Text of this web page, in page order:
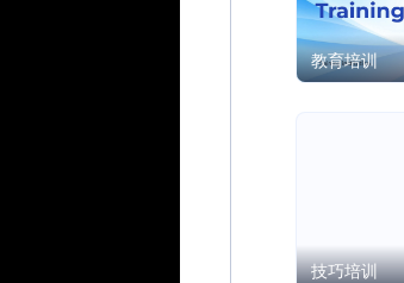
教育培训
技巧培训